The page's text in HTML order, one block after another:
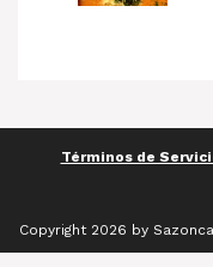
Términos de
Copyright 2026 by